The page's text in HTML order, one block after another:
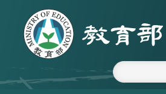
跳到主要內容區塊